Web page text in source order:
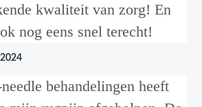
kwaliteit van zorg! En
nog eens snel terecht!
behandelingen heeft